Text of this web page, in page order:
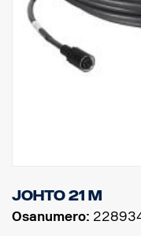
Johto 21 m
Osanumero: